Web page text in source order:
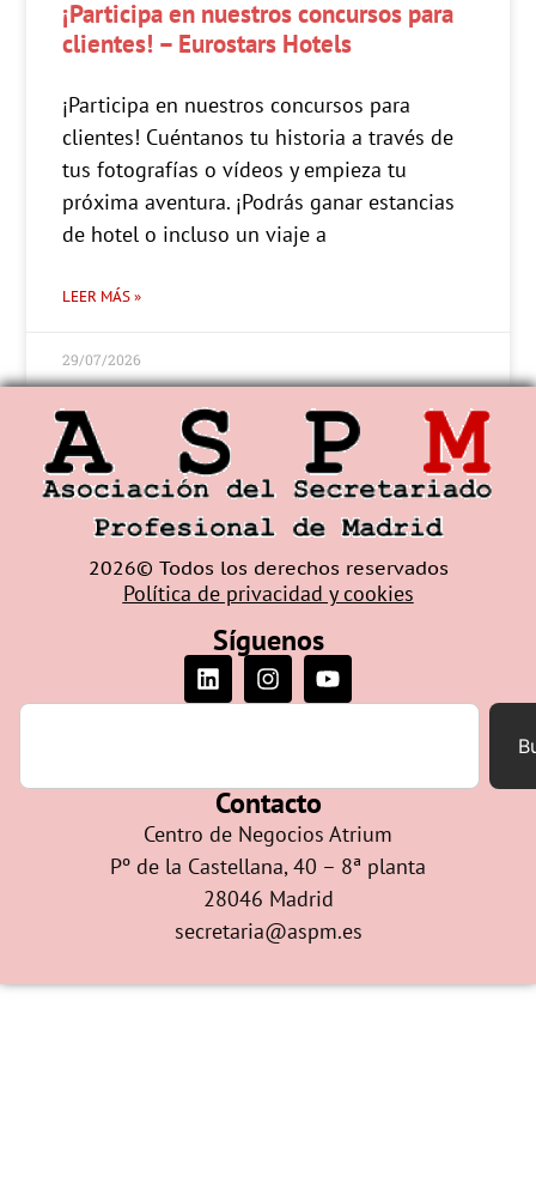
¡Participa en nuestros concursos para
clientes! – Eurostars Hotels
¡Participa en nuestros concursos para
clientes! Cuéntanos tu historia a través de
tus fotografías o vídeos y empieza tu
próxima aventura. ¡Podrás ganar estancias
de hotel o incluso un viaje a
LEER MÁS »
29/07/2026
2026© Todos los derechos reservados
Política de privacidad y cookies
Síguenos
Contacto
Centro de Negocios Atrium
Pº de la Castellana, 40 – 8ª planta
28046 Madrid
secretaria@aspm.es